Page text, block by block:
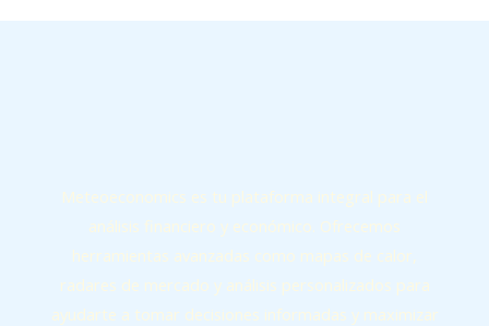
Meteoeconomics es tu plataforma integral para el
análisis financiero y económico. Ofrecemos
herramientas avanzadas como mapas de calor,
radares de mercado y análisis personalizados para
ayudarte a tomar decisiones informadas y maximizar